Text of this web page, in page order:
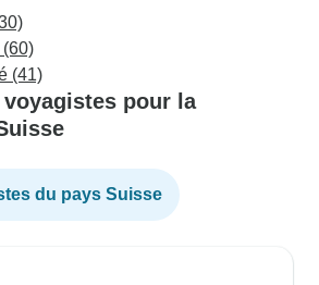
(41)
pour la
du pays Suisse